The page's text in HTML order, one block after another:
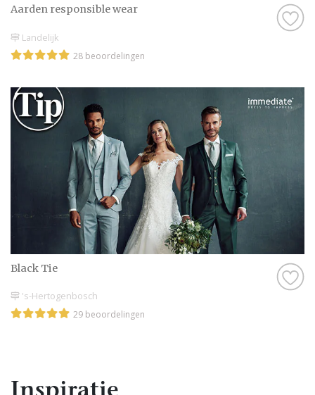
Aarden responsible wear
Landelijk
28 beoordelingen
Black Tie
's-Hertogenbosch
29 beoordelingen